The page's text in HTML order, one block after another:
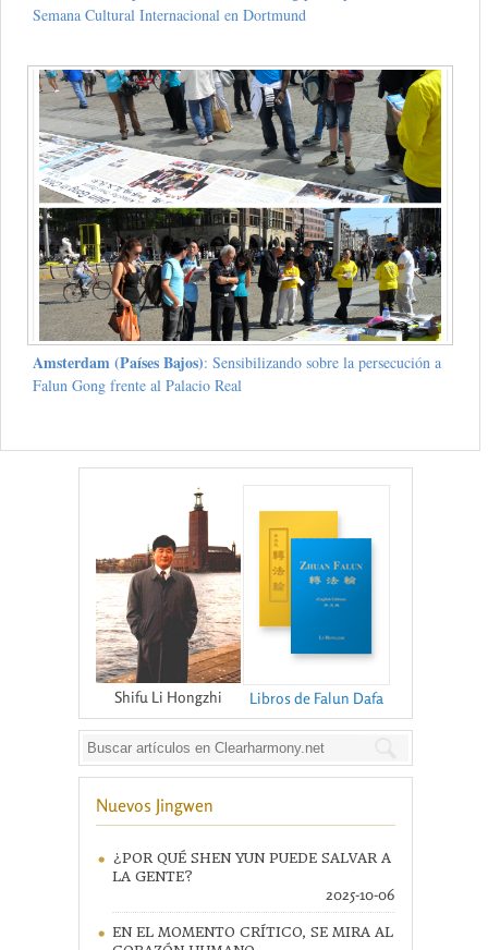
Semana Cultural Internacional en Dortmund
Amsterdam (Países Bajos): Sensibilizando sobre la persecución a
Falun Gong frente al Palacio Real
Shifu Li Hongzhi Libros de Falun Dafa
Nuevos Jingwen
¿POR QUÉ SHEN YUN PUEDE SALVAR A
LA GENTE?
2025-10-06
EN EL MOMENTO CRÍTICO, SE MIRA AL